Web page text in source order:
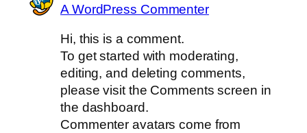
A WordPress Commenter
Hi, this is a comment.
To get started with moderating,
editing, and deleting comments,
please visit the Comments screen in
the dashboard.
Commenter avatars come from